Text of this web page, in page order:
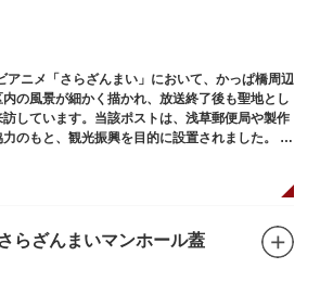
アニメ「さらざんまい」において、かっぱ橋周辺
の風景が細かく描かれ、放送終了後も聖地とし
しています。当該ポストは、浅草郵便局や製作
のもと、観光振興を目的に設置されました。
原邦彦氏のコメント>
制作したキャラクターたちが、このような形で
いただけて大変嬉しいです。聖地巡礼のシンボル
さらざんまいマンホール蓋